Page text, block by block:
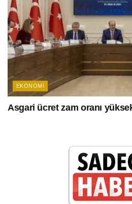
EKONOMI
Asgari ücret zam oranı